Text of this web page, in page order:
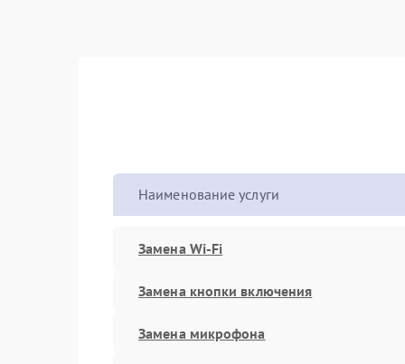
Наименование услуги
Замена Wi-Fi
Замена кнопки включения
Замена микрофона